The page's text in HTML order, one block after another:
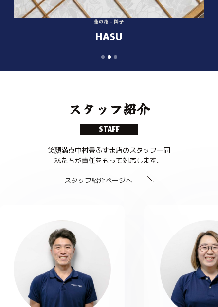
蓮の花 - 障子
HASU
スタッフ紹介
STAFF
笑顔満点中村畳ふすま店のスタッフ一同
私たちが責任をもって対応します。
スタッフ紹介ページへ